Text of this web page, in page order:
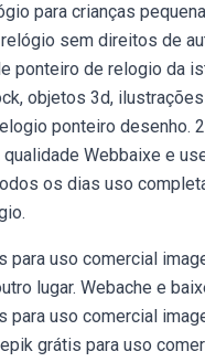
para crianças
sem direitos de
ponteiro de relogio da
objetos 3d,
ponteiro desenho.
Webbaixe e
os dias uso
uso comercial
lugar. Webache e
uso comercial
grátis para uso